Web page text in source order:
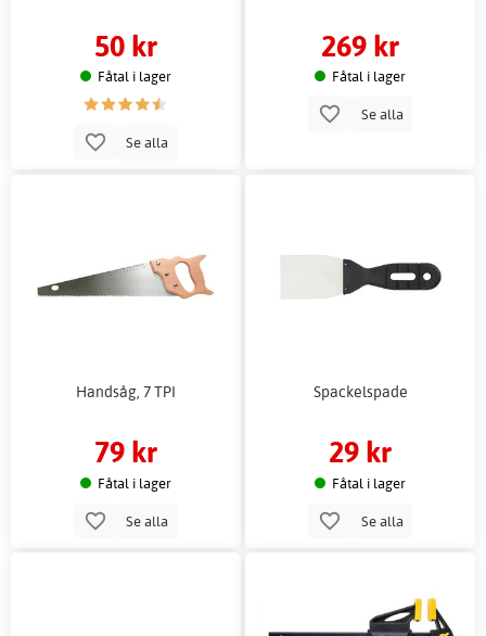
50 kr
Fåtal i lager
Se alla
269 kr
Fåtal i lager
Se alla
Handsåg, 7 TPI
79 kr
Fåtal i lager
Se alla
Spackelspade
29 kr
Fåtal i lager
Se alla